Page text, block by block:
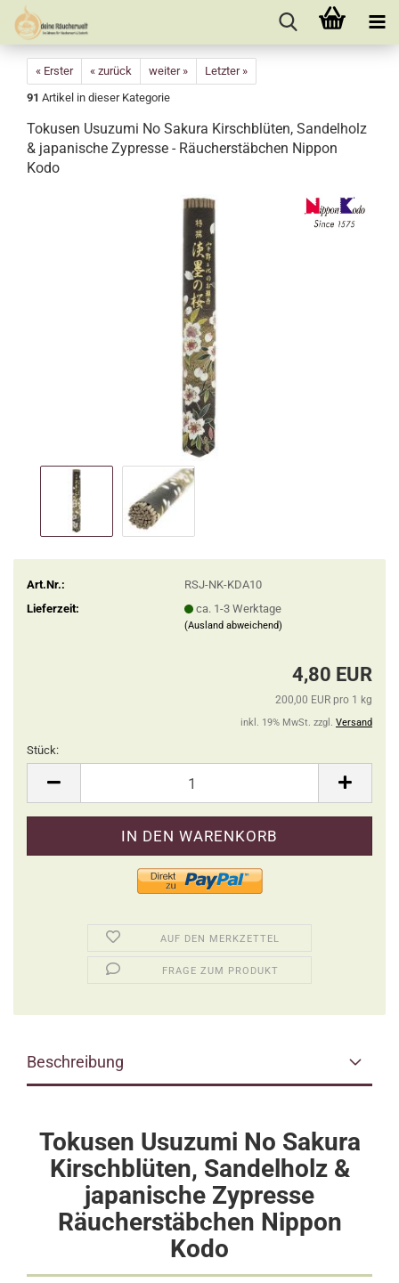
« Erster « zurück weiter »
Letzter »
91 Artikel in dieser Kategorie
Tokusen Usuzumi No Sakura Kirschblüten, Sandelholz
& japanische Zypresse - Räucherstäbchen Nippon
Kodo
Art.Nr.:
RSJ-NK-KDA10
Lieferzeit:
ca. 1-3 Werktage
(Ausland abweichend)
4,80 EUR
200,00 EUR pro 1 kg
inkl. 19% MwSt. zzgl. Versand
Stück:
AUF DEN MERKZETTEL
FRAGE ZUM PRODUKT
Beschreibung
Tokusen Usuzumi No Sakura
Kirschblüten, Sandelholz &
japanische Zypresse
Räucherstäbchen Nippon
Kodo